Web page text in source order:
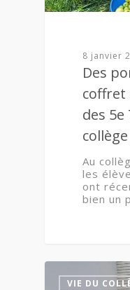
8 janvier
Des
coffret
des
Au
les
ont
bien un
VIE DU